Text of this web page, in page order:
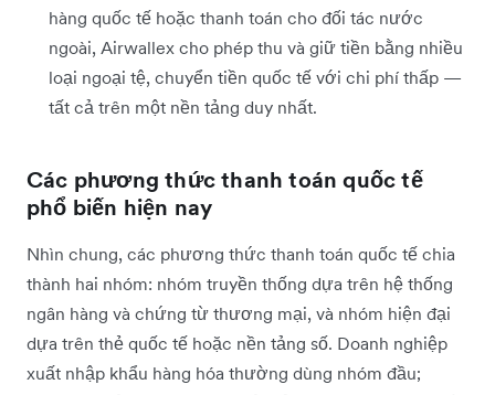
hàng quốc tế hoặc thanh toán cho đối tác nước
ngoài, Airwallex cho phép thu và giữ tiền bằng nhiều
loại ngoại tệ, chuyển tiền quốc tế với chi phí thấp —
tất cả trên một nền tảng duy nhất.
Các phương thức thanh toán quốc tế
phổ biến hiện nay
Nhìn chung, các phương thức thanh toán quốc tế chia
thành hai nhóm: nhóm truyền thống dựa trên hệ thống
ngân hàng và chứng từ thương mại, và nhóm hiện đại
dựa trên thẻ quốc tế hoặc nền tảng số. Doanh nghiệp
xuất nhập khẩu hàng hóa thường dùng nhóm đầu;